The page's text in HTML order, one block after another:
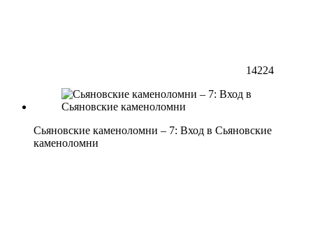
14224
Сьяновские каменоломни – 7: Вход в Сьяновские
каменоломни